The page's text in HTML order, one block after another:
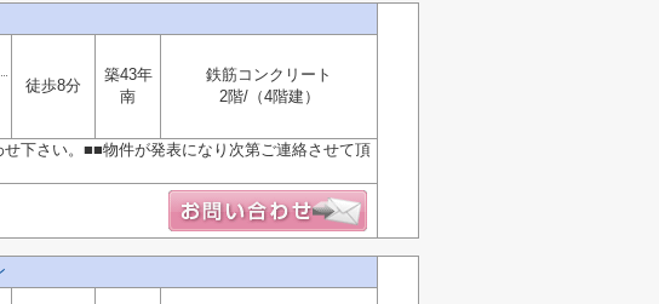
徒歩8分
築43年
南
鉄筋コンクリート
2階/（4階建）
下さい。■■物件が発表になり次第ご連絡させて頂